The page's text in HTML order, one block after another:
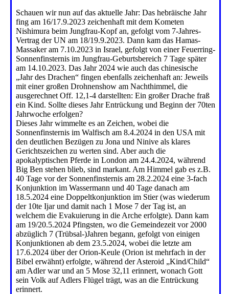
Schauen wir nun auf das aktuelle Jahr: Das hebräische Jahr
fing am 16/17.9.2023 zeichenhaft mit dem Kometen
Nishimura beim Jungfrau-Kopf an, gefolgt vom 7-Jahres-
Vertrag der UN am 18/19.9.2023. Dann kam das Hamas-
Massaker am 7.10.2023 in Israel, gefolgt von einer Feuerring-
Sonnenfinsternis im Jungfrau-Geburtsbereich 7 Tage später
am 14.10.2023. Das Jahr 2024 wie auch das chinesische
„Jahr des Drachen“ fingen ebenfalls zeichenhaft an: Jeweils
mit einer großen Drohnenshow am Nachthimmel, die
ausgerechnet Off. 12,1-4 darstellten: Ein großer Drache fraß
ein Kind. Sollte dieses Jahr Entrückung und Beginn der 70ten
Jahrwoche erfolgen?
Dieses Jahr wimmelte es an Zeichen, wobei die
Sonnenfinsternis im Walfisch am 8.4.2024 in den USA mit
den deutlichen Bezügen zu Jona und Ninive als klares
Gerichtszeichen zu werten sind. Aber auch die
apokalyptischen Pferde in London am 24.4.2024, während
Big Ben stehen blieb, sind markant. Am Himmel gab es z.B.
40 Tage vor der Sonnenfinsternis am 28.2.2024 eine 3-fach
Konjunktion im Wassermann und 40 Tage danach am
18.5.2024 eine Doppeltkonjunktion im Stier (was wiederum
der 10te Ijar und damit nach 1 Mose 7 der Tag ist, an
welchem die Evakuierung in die Arche erfolgte). Dann kam
am 19/20.5.2024 Pfingsten, wo die Gemeindezeit vor 2000
abzüglich 7 (Trübsal-)Jahren begann, gefolgt von einigen
Konjunktionen ab dem 23.5.2024, wobei die letzte am
17.6.2024 über der Orion-Keule (Orion ist mehrfach in der
Bibel erwähnt) erfolgte, während der Asteroid „Kind/Child“
am Adler war und an 5 Mose 32,11 erinnert, wonach Gott
sein Volk auf Adlers Flügel trägt, was an die Entrückung
erinnert.